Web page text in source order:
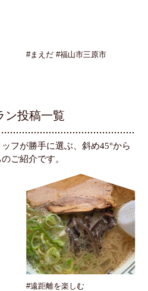
#まえだ #福山市三原市
ン投稿一覧
フが勝手に選ぶ、斜め45°から
ご紹介です。
#遠距離を楽しむ